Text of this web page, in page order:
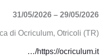
29/05/2026 – 31/05/2026
di Ocriculum, Otricoli (TR)
https://ocriculum.it/…